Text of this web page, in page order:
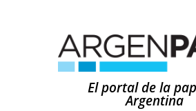
El portal de la
Argentina